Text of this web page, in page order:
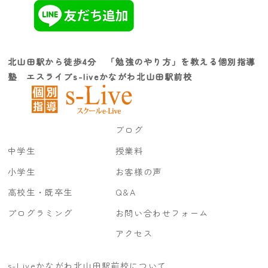
北山田駅から徒歩4分 「勉強のやり方」を教える個別指導
塾 エスライブs-liveかながわ北山田駅前校
中学生
小学生
高校生・既卒生
プログラミング
ブログ
授業料
お客様の声
Q&A
お問い合わせフォーム
アクセス
s-Liveかながわ北山田駅前校について